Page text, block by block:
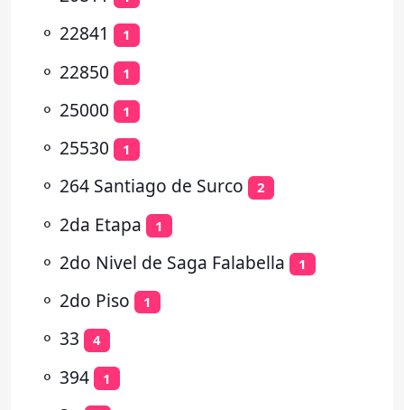
⚬ 22841 1
⚬ 22850 1
⚬ 25000 1
⚬ 25530 1
⚬ 264 Santiago de Surco 2
⚬ 2da Etapa 1
⚬ 2do Nivel de Saga Falabella 1
⚬ 2do Piso 1
⚬ 33 4
⚬ 394 1